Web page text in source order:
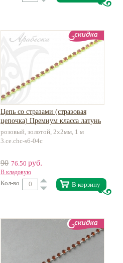
Цепь со стразами (стразовая
цепочка) Премиум класса латунь
розовый, золотой, 2х2мм, 1 м
3.ce.chc-s6-04c
90 76.50 руб.
В кладовую
Кол-во В корзину